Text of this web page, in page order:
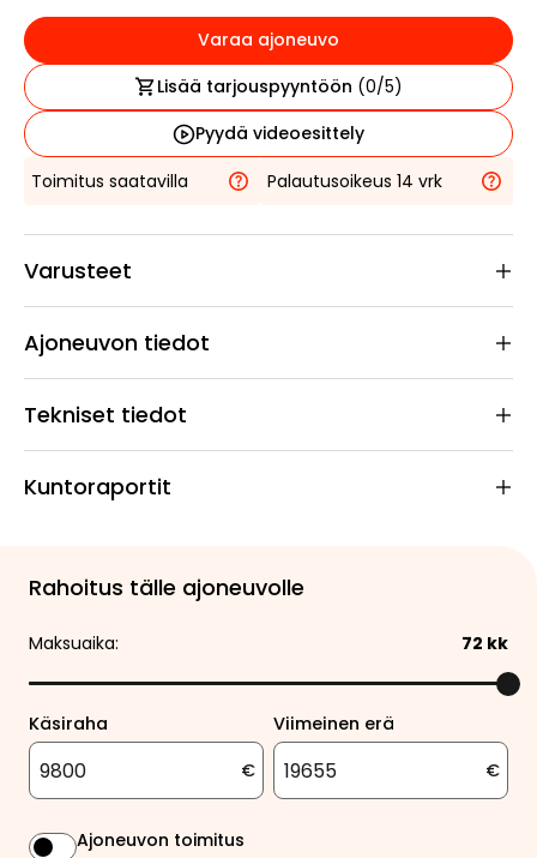
Varaa ajoneuvo
Lisää tarjouspyyntöön (0/5)
Pyydä videoesittely
Toimitus saatavilla
Palautusoikeus 14 vrk
Varusteet
Ajoneuvon tiedot
Tekniset tiedot
Kuntoraportit
Rahoitus tälle ajoneuvolle
Maksuaika: 72 kk
Käsiraha
€
Viimeinen erä
€
Ajoneuvon toimitus